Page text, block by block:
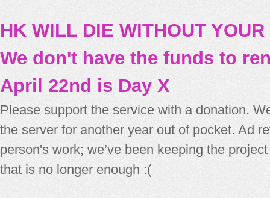
HK WILL DIE WITHOUT
We don't have the funds to
April 22nd is Day X
Please support the service with a donation.
the server for another year out of pocket. Ad
person's work; we’ve been keeping the
that is no longer enough :(